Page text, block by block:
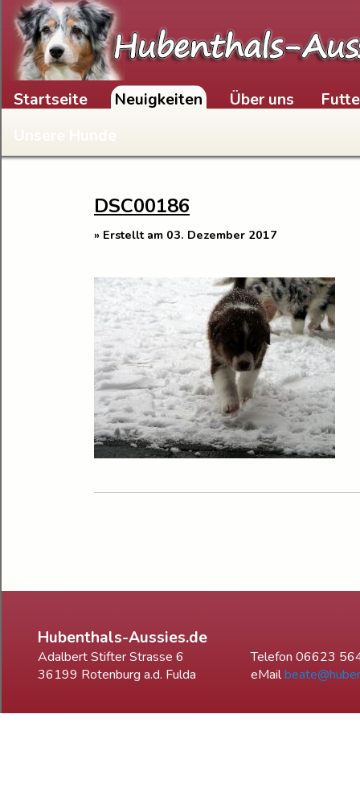
Skip to content
Startseite Neuigkeiten Über uns
Unsere Hunde
DSC00186
» Erstellt am 03. Dezember 2017
Hubenthals-Aussies.de
Adalbert Stifter Strasse 6
Telefon 06623
36199 Rotenburg a.d. Fulda
eMail